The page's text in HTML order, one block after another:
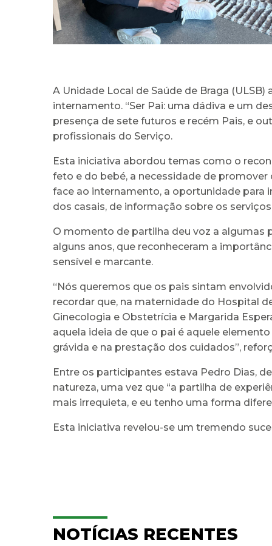
A Unidade Local de Saúde de Braga
internamento. “Ser Pai: uma dádiva e um
presença de sete futuros e recém Pais, e
profissionais do Serviço.
Esta iniciativa abordou temas como o
feto e do bebé, a necessidade de
face ao internamento, a oportunidade para
dos casais, de informação sobre os
O momento de partilha deu voz a algumas
alguns anos, que reconheceram a
sensível e marcante.
“Nós queremos que os pais sintam
recordar que, na maternidade do Hospital
Ginecologia e Obstetrícia e Margarida
aquela ideia de que o pai é aquele
grávida e na prestação dos cuidados”,
Entre os participantes estava Pedro Dias,
natureza, uma vez que “a partilha de
mais irrequieta, e eu tenho uma forma
Esta iniciativa revelou-se um tremendo
NOTÍCIAS RECENTES